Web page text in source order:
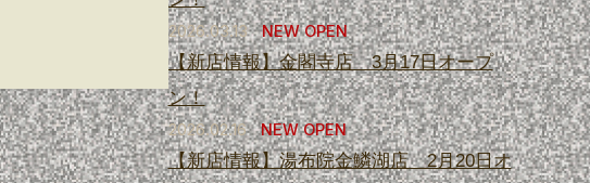
2026.03.13 NEW OPEN
【新店情報】金閣寺店 3月17日オープ
ン！
2026.02.16 NEW OPEN
【新店情報】湯布院金鱗湖店 2月20日オ